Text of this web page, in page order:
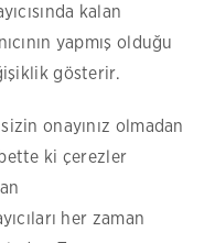
kalan
yapmış olduğu
gösterir.
onayınız olmadan
ki çerezler
her zaman